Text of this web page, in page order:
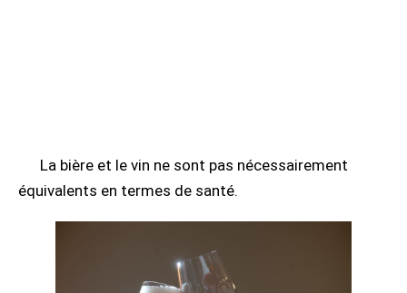
La bière et le vin ne sont pas nécessairement
équivalents en termes de santé.